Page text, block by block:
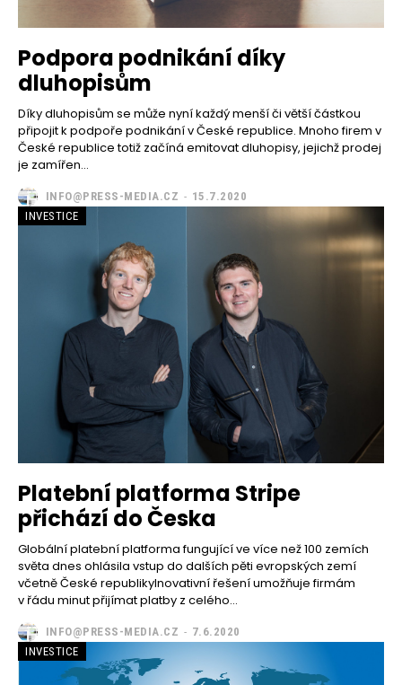
Podpora podnikání díky
dluhopisům
Díky dluhopisům se může nyní každý menší či větší částkou
připojit k podpoře podnikání v České republice. Mnoho firem v
České republice totiž začíná emitovat dluhopisy, jejichž prodej
je zamířen...
INFO@PRESS-MEDIA.CZ - 15.7.2020
INVESTICE
Platební platforma Stripe
přichází do Česka
Globální platební platforma fungující ve více než 100 zemích
světa dnes ohlásila vstup do dalších pěti evropských zemí
včetně České republikyInovativní řešení umožňuje firmám
v řádu minut přijímat platby z celého...
INFO@PRESS-MEDIA.CZ - 7.6.2020
INVESTICE